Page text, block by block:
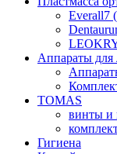
Everall7
Аппараты для
TOMAS
винты и
Гигиена